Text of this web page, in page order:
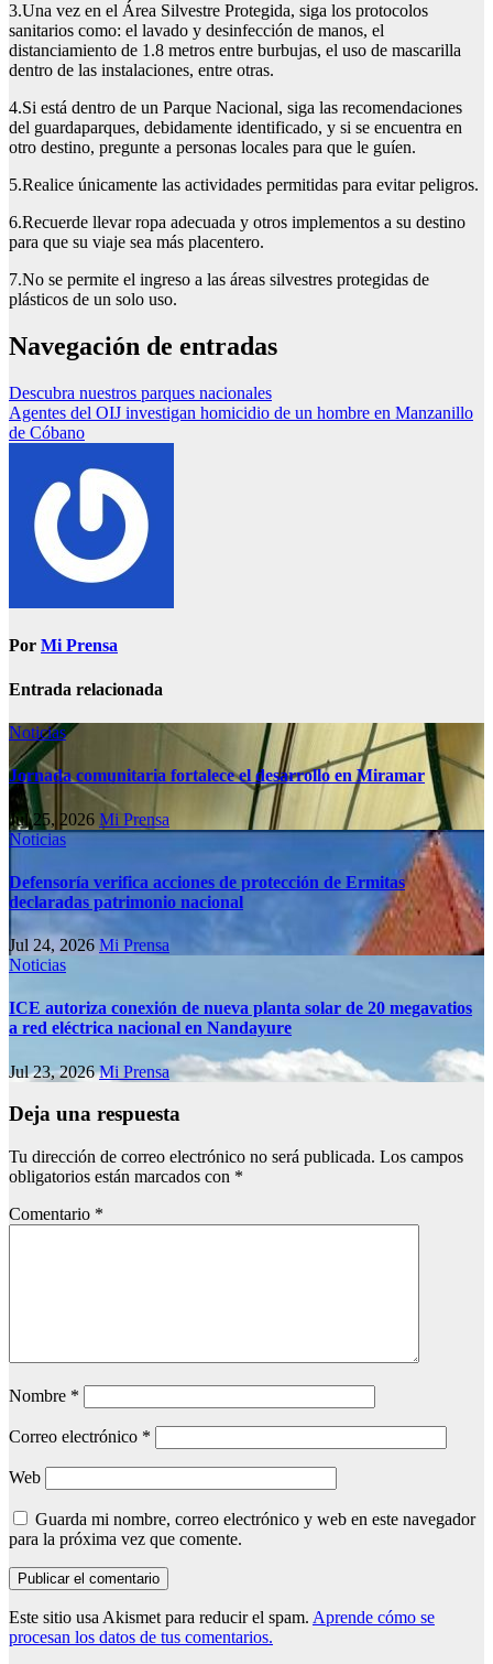
3.​Una vez en el Área Silvestre Protegida, siga los protocolos
sanitarios como: el lavado y desinfección de manos, el
distanciamiento de 1.8 metros entre burbujas, el uso de mascarilla
dentro de las instalaciones, entre otras.
4.​Si está dentro de un Parque Nacional, siga las recomendaciones
del guardaparques, debidamente identificado, y si se encuentra en
otro destino, pregunte a personas locales para que le guíen.
5.​Realice únicamente las actividades permitidas para evitar peligros.
6.​Recuerde llevar ropa adecuada y otros implementos a su destino
para que su viaje sea más placentero.
7.No se permite el ingreso a las áreas silvestres protegidas de
plásticos de un solo uso.
Navegación de entradas
Descubra nuestros parques nacionales
Agentes del OIJ investigan homicidio de un hombre en Manzanillo
de Cóbano
Por Mi Prensa
Entrada relacionada
Noticias
Jornada comunitaria fortalece el desarrollo en Miramar
Jul 25, 2026 Mi Prensa
Noticias
Defensoría verifica acciones de protección de Ermitas
declaradas patrimonio nacional
Jul 24, 2026Mi Prensa
Noticias
ICE autoriza conexión de nueva planta solar de 20 megavatios
a red eléctrica nacional en Nandayure
Jul 23, 2026Mi Prensa
Deja una respuesta
Tu dirección de correo electrónico no será publicada. Los campos
obligatorios están marcados con *
Comentario *
Nombre *
Correo electrónico *
Web
Guarda mi nombre, correo electrónico y web en este navegador
para la próxima vez que comente.
Este sitio usa Akismet para reducir el spam. Aprende cómo se
procesan los datos de tus comentarios.